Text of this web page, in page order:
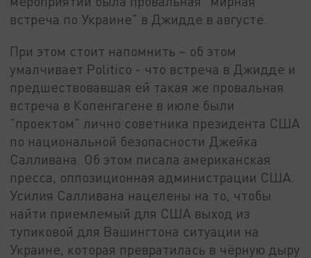
встреча по Украине" в Джидде в августе.
При этом стоит напомнить – об этом
умалчивает Politico - что встреча в Джидде и
предшествовавшая ей такая же провальная
встреча в Копенгагене в июле были
"проектом" лично советника президента США
по национальной безопасности Джейка
Салливана. Об этом писала американская
пресса, оппозиционная администрации США.
Усилия Салливана нацелены на то, чтобы
найти приемлемый для США выход из
тупиковой для Вашингтона ситуации на
Украине, которая превратилась в чёрную дыру